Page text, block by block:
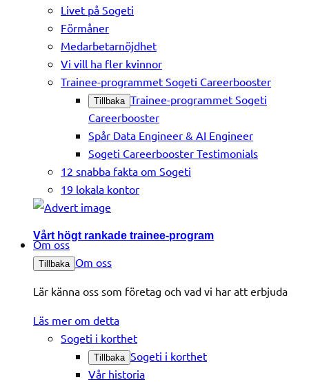
Livet på Sogeti
Förmåner
Medarbetarnöjdhet
Vi vill ha fler kvinnor
Trainee-programmet Sogeti Careerbooster
Tillbaka Trainee-programmet Sogeti
Careerbooster
Spår Data Engineer & AI Engineer
Sogeti Careerbooster Testimonials
12 snabba fakta om Sogeti
19 lokala kontor
Vårt högt rankade trainee-program
Om oss
Tillbaka Om oss
Lär känna oss som företag och vad vi har att erbjuda
Läs mer om detta
Sogeti i korthet
Tillbaka Sogeti i korthet
Vår historia